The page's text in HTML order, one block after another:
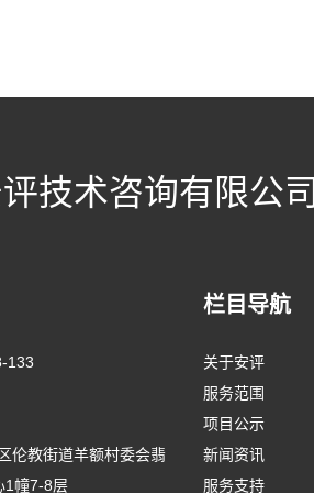
技术咨询有限公司
133
伦教街道羊额村委会翡
1幢7-8层
栏目导航
关于安评
服务范围
项目公示
新闻资讯
服务支持